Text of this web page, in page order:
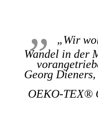
„Wir
Wandel in der
Georg
OEKO-TEX®